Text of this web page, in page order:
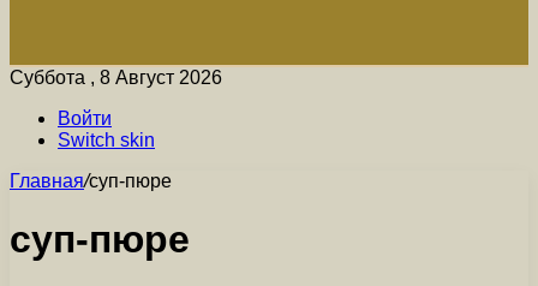
Суббота , 8 Август 2026
Войти
Switch skin
Главная/суп-пюре
суп-пюре